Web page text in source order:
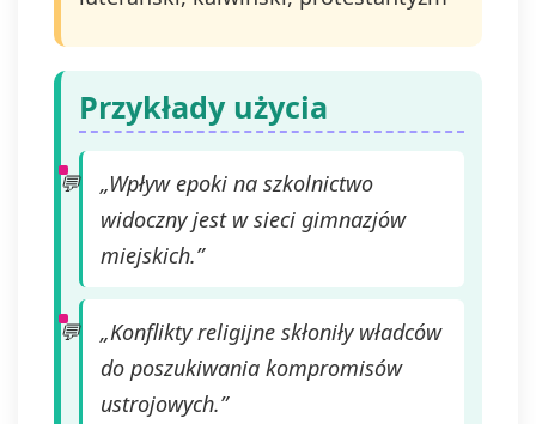
Przykłady użycia
„Wpływ epoki na szkolnictwo
widoczny jest w sieci gimnazjów
miejskich.”
„Konflikty religijne skłoniły władców
do poszukiwania kompromisów
ustrojowych.”